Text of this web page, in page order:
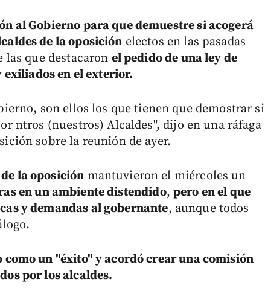
al Gobierno para que demuestre si acogerá
de la oposición electos en las pasadas
las que destacaron el pedido de una ley de
en el exterior.
son ellos los que tienen que demostrar si
ntros (nuestros) Alcaldes", dijo en una ráfaga
sobre la reunión de ayer.
la oposición mantuvieron el miércoles un
en un ambiente distendido, pero en el que
y demandas al gobernante, aunque todos
un "éxito" y acordó crear una comisión
por los alcaldes.